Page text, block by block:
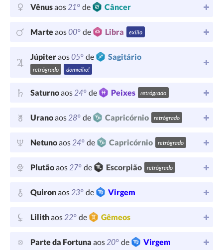
Vênusaos21° de Câncer
Marteaos00° de Libra exílio
Júpiteraos05° de Sagitário
retrógrado domicílio!
Saturnoaos24° de Peixes retrógrado
Uranoaos28° de Capricórnio retrógrado
Netunoaos24° de Capricórnio retrógrado
Plutãoaos27° de Escorpião retrógrado
Quironaos23° de Virgem
Lilithaos22° de Gêmeos
Parte da Fortuna aos20° de Virgem